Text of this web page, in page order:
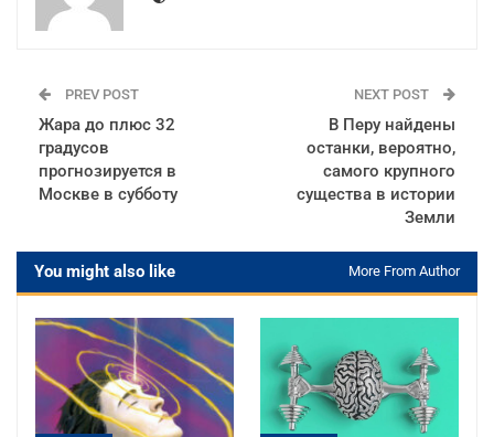
PREV POST
Жара до плюс 32
градусов
прогнозируется в
Москве в субботу
NEXT POST
В Перу найдены
останки, вероятно,
самого крупного
существа в истории
Земли
You might also like More From Author